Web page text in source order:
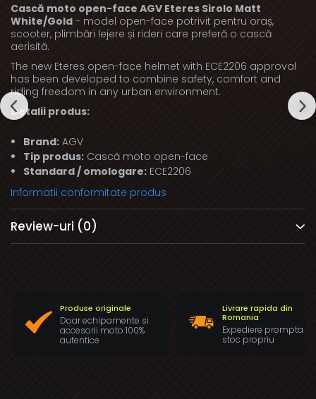
Cască moto open-face AGV Eteres Sirolo Matt
White/Gold - model open-face potrivit pentru oraș,
scooter, plimbări lejere și rideri care preferă o cască
aerisită.
The new Eteres open-face helmet with ECE2206 approval
has been developed to combine safety, comfort and
riding freedom in any urban environment.
Detalii produs:
Brand: AGV
Tip produs: Cască moto open-face
Standard / omologare: ECE2206
Informatii conformitate produs
Review-uri (0)
Produse originale
Doar echipamente si
accesorii moto 100%
autentice
Livrare rapida din
Romania
Expediere prompta
stoc propriu